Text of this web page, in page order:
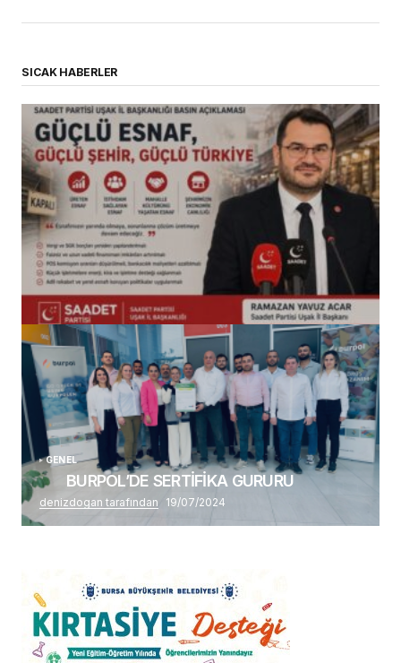
SICAK HABERLER
(başlıksız)
Alaattin Karahan tarafından 14/07/2026
GENEL
BURPOL’DE SERTİFİKA GURURU
denizdogan tarafından 19/07/2024